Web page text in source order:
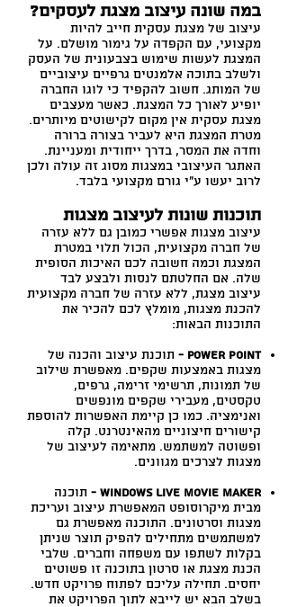
במה שונה עיצוב מצגת לעסקים?
עיצוב של מצגת עסקית חייב להיות
מקצועי, עם הקפדה על גימור מושלם. על
המצגת לעשות שימוש בצבעונית של העסק
ולשלב בתוכה אלמנטים גרפיים עיצוביים
של המותג. חשוב להקפיד כי לוגו החברה
יופיע לאורך כל המצגת. כאשר מעצבים
מצגת עסקית אין מקום לקישוטים מיותרים.
מטרת המצגת היא לעביר בצורה ברורה
וחדה את המסר, בדרך ייחודית ומעניינת.
האתגר העיצובי במצגות מסוג זה עולה ולכן
לרוב יעשו ע"י גורם מקצועי בלבד.
תוכנות שונות לעיצוב מצגות
עיצוב מצגות אפשרי כמובן גם ללא עזרה
של חברה מקצועית, הכול תלוי במטרת
המצגת וכמה חשובה לכם האיכות הסופית
שלה. אם החלטתם לנסות ולבצע לבד
עיצוב מצגת, ללא עזרה של חברה מקצועית
להכנת מצגות, מומלץ לכם להכיר את
התוכנות הבאות:
Power point -
תוכנת עיצוב והכנה של
מצגות באמצעות שקפים. מאפשרת שילוב
של תמונות, תרשימי זרימה, גרפים,
טקסטים, מעבירי שקפים מונפשים
ואנימציה. כמו כן קיימת האפשרות להוספת
קישורים חיצוניים מהאינטרנט. קלה
ופשוטה למשתמש. מתאימה לעיצוב של
מצגות לצרכים מגוונים.
Windows Live Movie Maker -
תוכנה
מבית מיקרוסופט המאפשרת עיצוב ועריכת
מצגות וסרטונים. התוכנה מאפשרת גם
למשתמשים מתחילים להפיק תוצר שניתן
בקלות לשתפו עם משפחה וחברים. שלבי
הכנת מצגת או סרטון בתוכנה זו פשוטים
יחסים. תחילה עליכם לפתוח פרויקט חדש.
בשלב הבא יש לייבא לתוך הפרויקט את